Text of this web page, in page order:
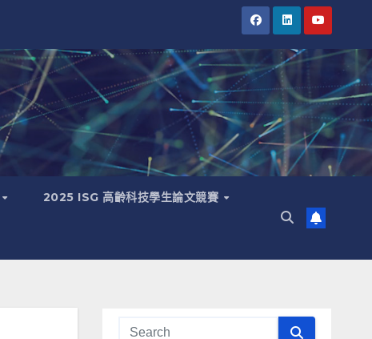
2025 ISG 高齡科技學生論文競賽